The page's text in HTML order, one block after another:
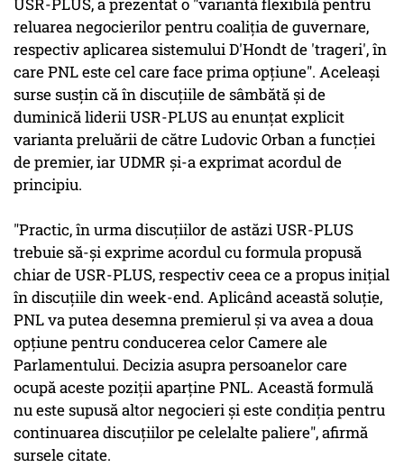
USR-PLUS, a prezentat o "variantă flexibilă pentru
reluarea negocierilor pentru coaliţia de guvernare,
respectiv aplicarea sistemului D'Hondt de 'trageri', în
care PNL este cel care face prima opţiune". Aceleaşi
surse susţin că în discuţiile de sâmbătă şi de
duminică liderii USR-PLUS au enunţat explicit
varianta preluării de către Ludovic Orban a funcţiei
de premier, iar UDMR şi-a exprimat acordul de
principiu.
"Practic, în urma discuţiilor de astăzi USR-PLUS
trebuie să-şi exprime acordul cu formula propusă
chiar de USR-PLUS, respectiv ceea ce a propus iniţial
în discuţiile din week-end. Aplicând această soluţie,
PNL va putea desemna premierul şi va avea a doua
opţiune pentru conducerea celor Camere ale
Parlamentului. Decizia asupra persoanelor care
ocupă aceste poziţii aparţine PNL. Această formulă
nu este supusă altor negocieri şi este condiţia pentru
continuarea discuţiilor pe celelalte paliere", afirmă
sursele citate.